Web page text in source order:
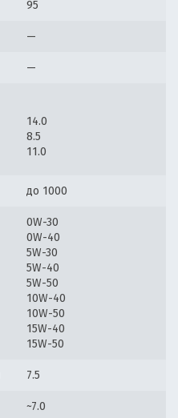
95
—
—
14.0
8.5
11.0
до 1000
0W-30
0W-40
5W-30
5W-40
5W-50
10W-40
10W-50
15W-40
15W-50
7.5
~7.0